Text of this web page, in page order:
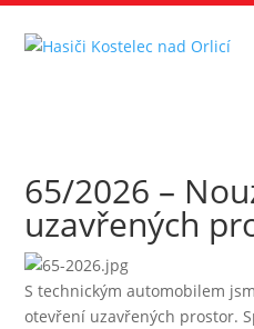
65/2026 –
uzavřených
S technickým automobilem
otevření uzavřených prostor.